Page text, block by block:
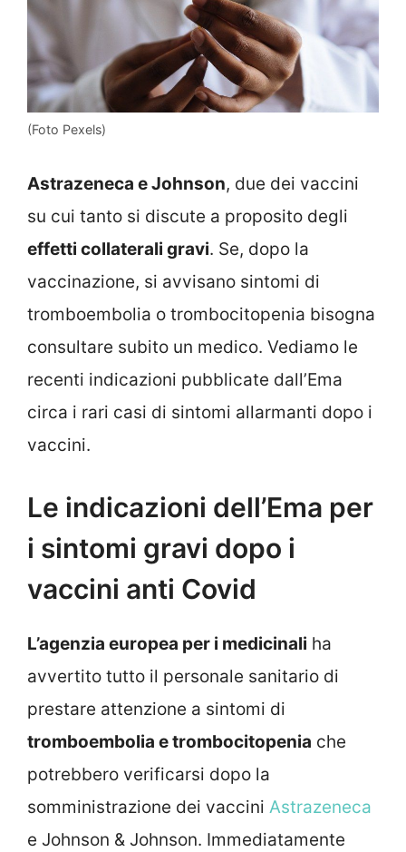
(Foto Pexels)
Astrazeneca e Johnson, due dei vaccini
su cui tanto si discute a proposito degli
effetti collaterali gravi. Se, dopo la
vaccinazione, si avvisano sintomi di
tromboembolia o trombocitopenia bisogna
consultare subito un medico. Vediamo le
recenti indicazioni pubblicate dall’Ema
circa i rari casi di sintomi allarmanti dopo i
vaccini.
Le indicazioni dell’Ema per
i sintomi gravi dopo i
vaccini anti Covid
L’agenzia europea per i medicinali ha
avvertito tutto il personale sanitario di
prestare attenzione a sintomi di
tromboembolia e trombocitopenia che
potrebbero verificarsi dopo la
somministrazione dei vaccini Astrazeneca
e Johnson & Johnson. Immediatamente